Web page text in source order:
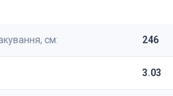
см: 246
3.03